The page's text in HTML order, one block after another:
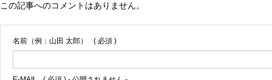
この記事へのコメントはありません。
名前（例：山田 太郎） ( 必須 )